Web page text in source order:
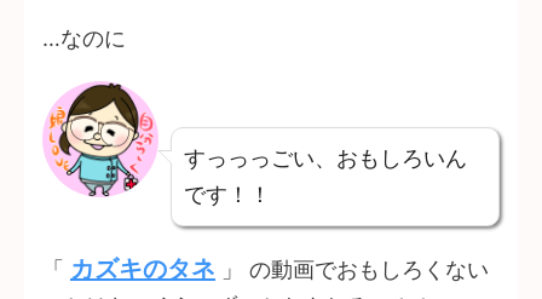
…なのに
すっっっごい、おもしろいん
です！！
「 カズキのタネ 」 の動画でおもしろくない